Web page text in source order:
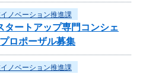
ノベーション推進課
タートアップ専門コンシェ
ロポーザル募集
ノベーション推進課